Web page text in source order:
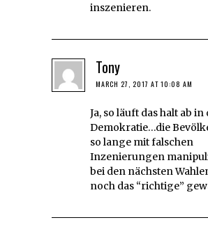
inszenieren.
Tony
MARCH 27, 2017 AT 10:08 AM
Ja, so läuft das halt ab in
Demokratie…die
so lange mit falschen
Inzenierungen
bei den nächsten
noch das “richtige”